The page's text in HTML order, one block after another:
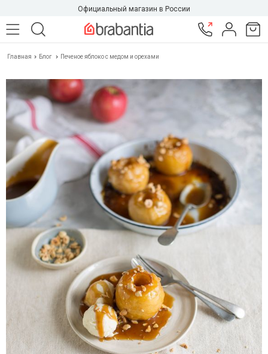
Официальный магазин в России
Главная Блог Печеное яблоко с медом и орехами